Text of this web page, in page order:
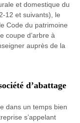
et domestique du
12 et suivants), le
Code du patrimoine
coupe d’arbre à
auprès de la
d’abattage
dans un temps bien
s’appelant